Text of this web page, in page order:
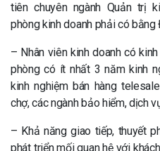
tiên chuyên ngành Quản trị
phòng kinh doanh phải có bằng
– Nhân viên kinh doanh có
phòng có ít nhất 3 năm kinh
kinh nghiệm bán hàng
chợ, các ngành bảo hiểm, dịch
– Khả năng giao tiếp, thuyết
phát triển mối quan hệ với